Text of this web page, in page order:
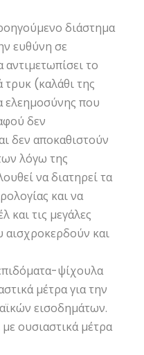
διάστημα
ευθύνη σε
αντιμετωπίσει το
(καλάθι της
ελεημοσύνης που
δεν
δεν αποκαθιστούν
λόγω της
να διατηρεί τα
και να
και τις μεγάλες
και
ψίχουλα
μέτρα για την
εισοδημάτων.
ουσιαστικά μέτρα